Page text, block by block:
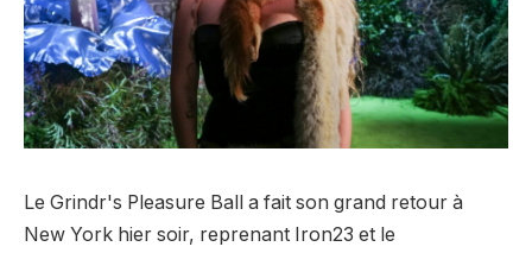
Le Grindr's Pleasure Ball a fait son grand retour à
New York hier soir, reprenant Iron23 et le